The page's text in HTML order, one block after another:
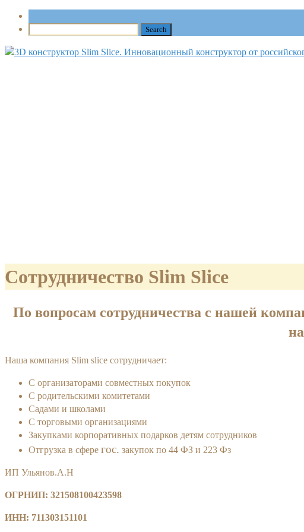
Сотрудничество Slim Slice
По вопросам сотрудничества с нашей
Наша компания Slim slice сотрудничает:
С организаторами совместных покупок
C родительскими комитетами
Cадами и школами
С торговыми организациями
Закупками корпоративных подарков детям сотрудников
Отгрузка в сфере гос. закупок по 44 ФЗ и 223 Фз
ИП Ульянов.А.Н
ОГРНИП: 321508100423598
ИНН: 711303151101